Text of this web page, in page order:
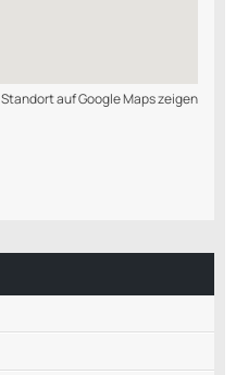
Standort auf Google Maps zeigen